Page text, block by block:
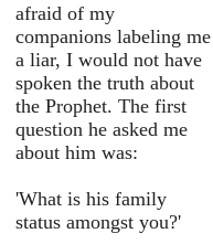
afraid of my
companions labeling me
a liar, I would not have
spoken the truth about
the Prophet. The first
question he asked me
about him was:
'What is his family
status amongst you?'